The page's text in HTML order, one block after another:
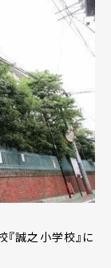
誠之小学校』に